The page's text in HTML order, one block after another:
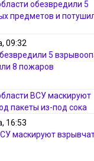
09:32
5
8 пожаров
16:53
маскируют